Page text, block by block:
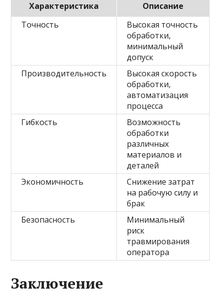
Характеристика
Описание
Точность
Высокая точность
обработки,
минимальный
допуск
Производительность
Высокая скорость
обработки,
автоматизация
процесса
Гибкость
Возможность
обработки
различных
материалов и
деталей
Экономичность
Снижение затрат
на рабочую силу и
брак
Безопасность
Минимальный
риск
травмирования
оператора
Заключение